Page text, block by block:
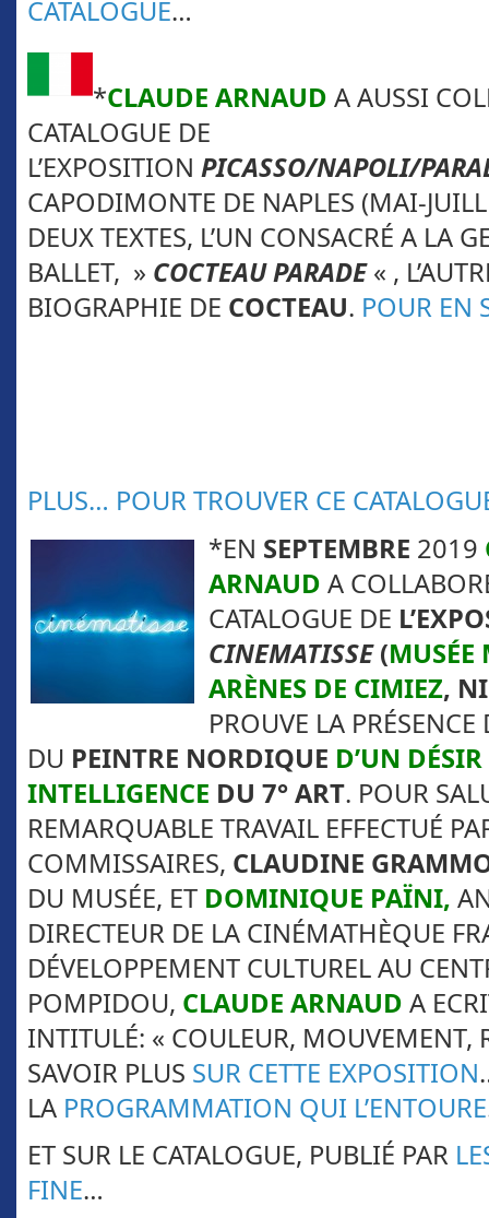
CATALOGUE…
*CLAUDE ARNAUD A AUSSI
CATALOGUE DE
L’EXPOSITION PICASSO/NAPOLI/
CAPODIMONTE DE NAPLES (MAI-
DEUX TEXTES, L’UN CONSACRÉ A LA
BALLET, » COCTEAU PARADE« ,
BIOGRAPHIE DE COCTEAU. POUR EN
PLUS… POUR TROUVER CE
*EN SEPTEMBRE 2019
ARNAUD A
CATALOGUE DE
CINEMATISSE(MUSÉE
ARÈNES DE CIMIEZ,
PROUVE LA PRÉSENCE
DU PEINTRE NORDIQUE D’UN DÉSIR
INTELLIGENCE DU 7° ART. POUR
REMARQUABLE TRAVAIL EFFECTUÉ
COMMISSAIRES, CLAUDINE
DU MUSÉE, ET DOMINIQUE PAÏNI,
DIRECTEUR DE LA CINÉMATHÈQUE
DÉVELOPPEMENT CULTUREL AU
POMPIDOU, CLAUDE ARNAUD A
INTITULÉ: « COULEUR, MOUVEMENT,
SAVOIR PLUS SUR CETTE EXPOSITION
LA PROGRAMMATION QUI L’ENTOURE
ET SUR LE CATALOGUE, PUBLIÉ PAR
FINE…